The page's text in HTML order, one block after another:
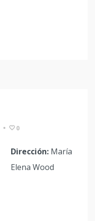
• 0
Dirección: María
Elena Wood